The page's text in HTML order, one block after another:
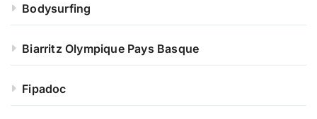
Bodysurfing
Biarritz Olympique Pays Basque
Fipadoc